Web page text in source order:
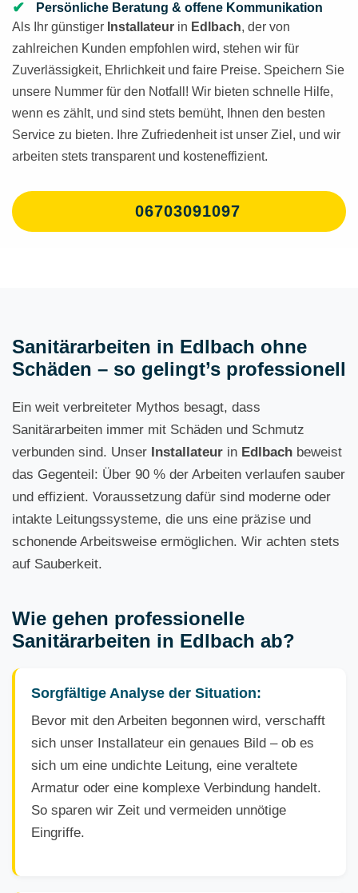
Persönliche Beratung & offene Kommunikation
Als Ihr günstiger Installateur in Edlbach, der von
zahlreichen Kunden empfohlen wird, stehen wir für
Zuverlässigkeit, Ehrlichkeit und faire Preise. Speichern Sie
unsere Nummer für den Notfall! Wir bieten schnelle Hilfe,
wenn es zählt, und sind stets bemüht, Ihnen den besten
Service zu bieten. Ihre Zufriedenheit ist unser Ziel, und wir
arbeiten stets transparent und kosteneffizient.
06703091097
Sanitärarbeiten in Edlbach ohne
Schäden – so gelingt’s professionell
Ein weit verbreiteter Mythos besagt, dass
Sanitärarbeiten immer mit Schäden und Schmutz
verbunden sind. Unser Installateur in Edlbach beweist
das Gegenteil: Über 90 % der Arbeiten verlaufen sauber
und effizient. Voraussetzung dafür sind moderne oder
intakte Leitungssysteme, die uns eine präzise und
schonende Arbeitsweise ermöglichen. Wir achten stets
auf Sauberkeit.
Wie gehen professionelle
Sanitärarbeiten in Edlbach ab?
Sorgfältige Analyse der Situation:
Bevor mit den Arbeiten begonnen wird, verschafft
sich unser Installateur ein genaues Bild – ob es
sich um eine undichte Leitung, eine veraltete
Armatur oder eine komplexe Verbindung handelt.
So sparen wir Zeit und vermeiden unnötige
Eingriffe.